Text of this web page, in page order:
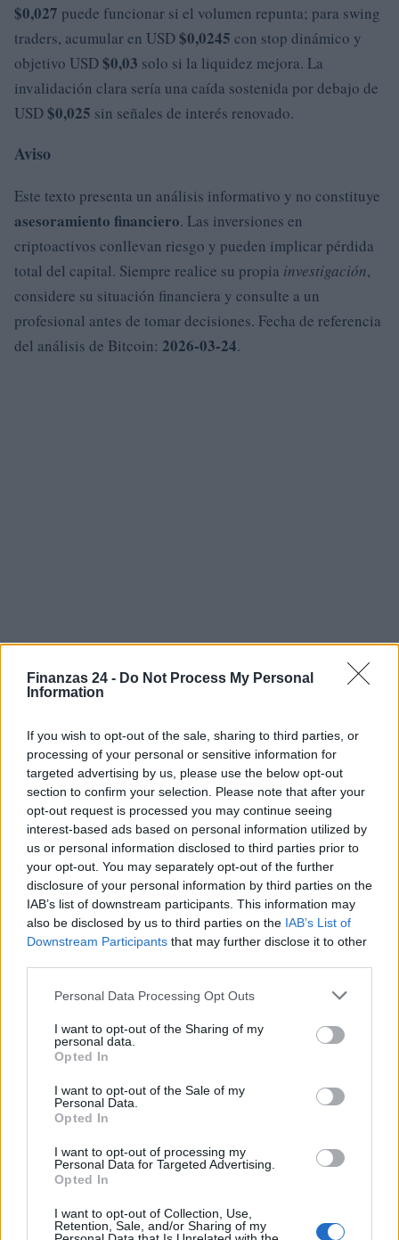
Finanzas 24 - Do Not Process My Personal
Information
If you wish to opt-out of the sale, sharing to third parties, or
processing of your personal or sensitive information for
targeted advertising by us, please use the below opt-out
section to confirm your selection. Please note that after your
opt-out request is processed you may continue seeing
interest-based ads based on personal information utilized by
us or personal information disclosed to third parties prior to
your opt-out. You may separately opt-out of the further
disclosure of your personal information by third parties on the
IAB’s list of downstream participants. This information may
also be disclosed by us to third parties on the IAB’s List of
Downstream Participants that may further disclose it to other
Please note that this website/app uses one or more Google
not limited to your visit or usage behaviour. You may click to
grant or deny consent to Google and its third-party tags to
use your data for below specified purposes in below Google
consent section.
Personal Data Processing Opt Outs
I want to opt-out of the Sharing of my
personal data.
Opted In
I want to opt-out of the Sale of my
Personal Data.
Opted In
I want to opt-out of processing my
Personal Data for Targeted Advertising.
Opted In
I want to opt-out of Collection, Use,
Retention, Sale, and/or Sharing of my
$0,027 puede funcionar si el volumen repunta; para swing
traders, acumular en USD$0,0245 con stop dinámico y
objetivo USD$0,03 solo si la liquidez mejora. La
invalidación clara sería una caída sostenida por debajo de
USD$0,025 sin señales de interés renovado.
Aviso
Este texto presenta un análisis informativo y no constituye
asesoramiento financiero. Las inversiones en
criptoactivos conllevan riesgo y pueden implicar pérdida
total del capital. Siempre realice su propia investigación,
considere su situación financiera y consulte a un
profesional antes de tomar decisiones. Fecha de referencia
del análisis de Bitcoin: 2026-03-24.
Staff